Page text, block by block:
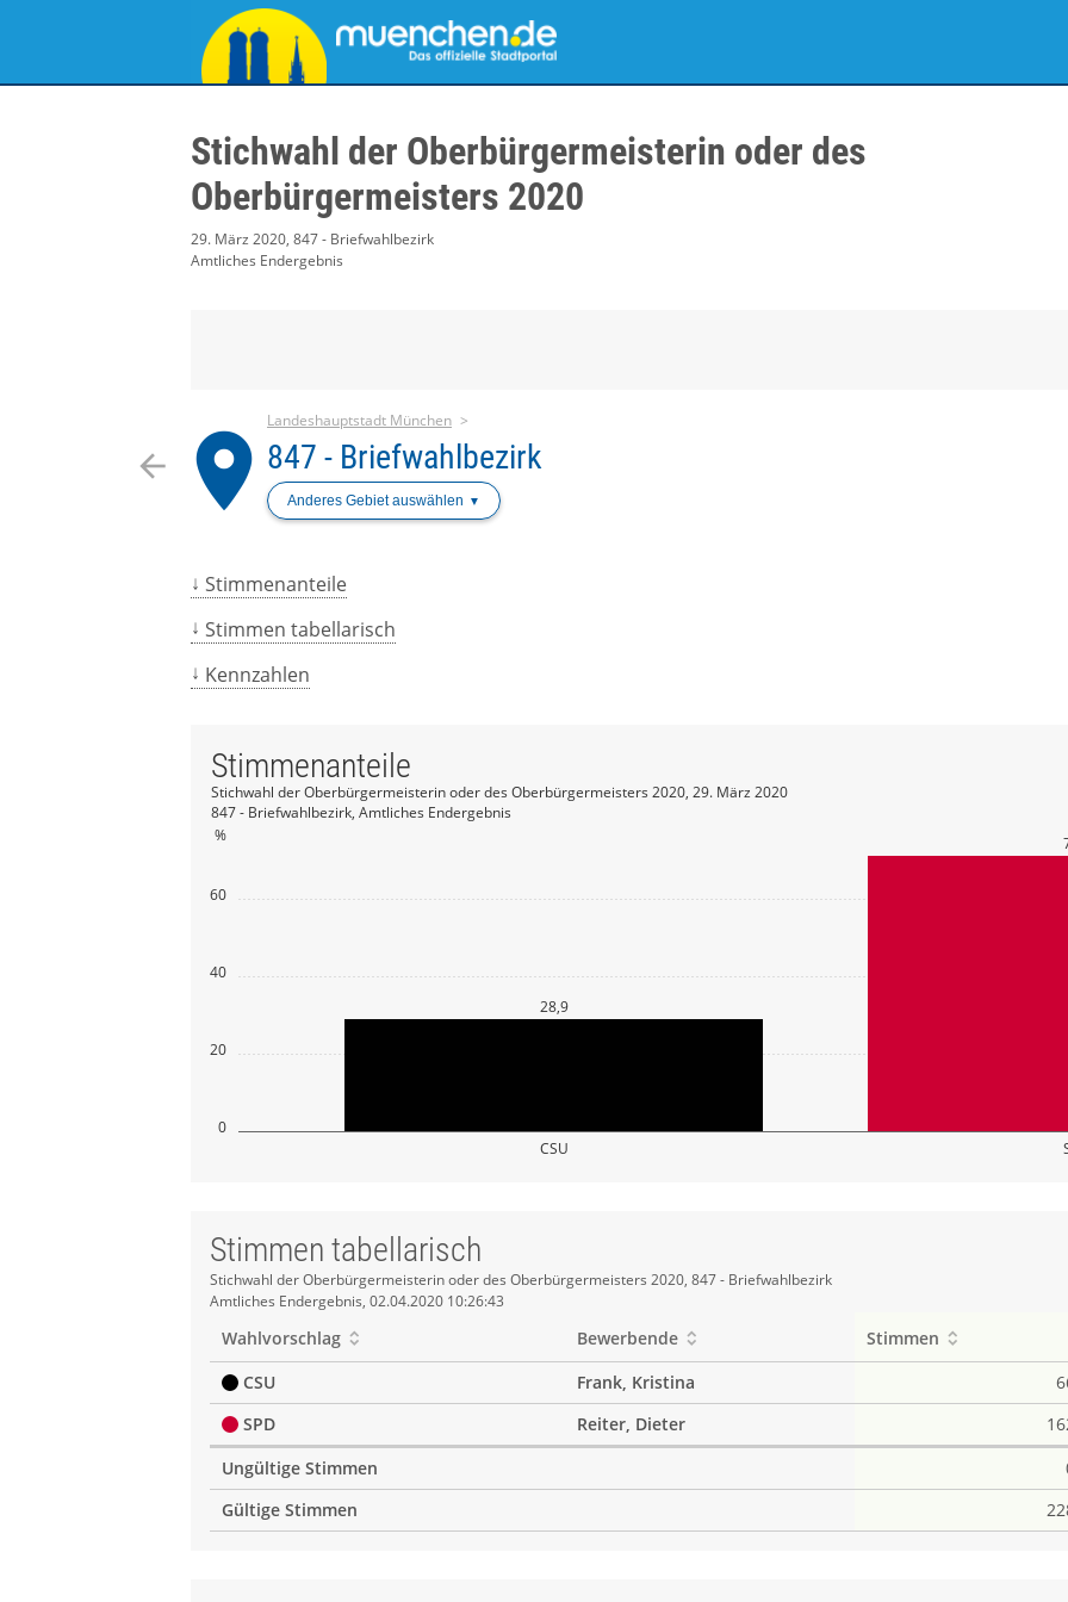
Stichwahl der Oberbürgermeisterin oder des
Oberbürgermeisters 2020
29. März 2020, 847 - Briefwahlbezirk
Amtliches Endergebnis
arrow_back place
Landeshauptstadt München
847 - Briefwahlbezirk
Anderes Gebiet auswählen
Stimmenanteile
Stimmen tabellarisch
Kennzahlen
0
20
40
60
%
CSU
28,9
Stimmenanteile
Stichwahl der Oberbürgermeisterin oder des Oberbürgermeisters 2020, 29. März 2020
847 - Briefwahlbezirk, Amtliches Endergebnis
Stimmen tabellarisch
Stimmen
tabellarisch
Stichwahl der Oberbürgermeisterin oder des Oberbürgermeisters 2020, 847 - Briefwahlbezirk
Amtliches Endergebnis, 02.04.2020 10:26:43
Wahlvorschlag Bewerbende Stimmen
CSU
Frank, Kristina
SPD
Reiter, Dieter
Ungültige Stimmen
Gültige Stimmen